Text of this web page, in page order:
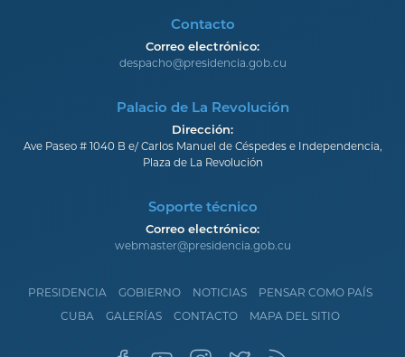
Contacto
Correo electrónico:
despacho@presidencia.gob.cu
Palacio de La Revolución
Dirección:
Ave Paseo # 1040 B e/ Carlos Manuel de Céspedes e Independencia,
Plaza de La Revolución
Soporte técnico
Correo electrónico:
webmaster@presidencia.gob.cu
PRESIDENCIA GOBIERNO NOTICIAS
PENSAR COMO PAÍS
CUBA
GALERÍAS CONTACTO MAPA DEL SITIO